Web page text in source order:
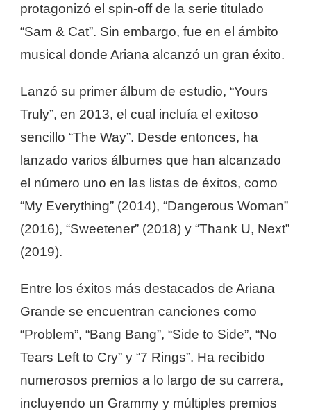
protagonizó el spin-off de la serie titulado
“Sam & Cat”. Sin embargo, fue en el ámbito
musical donde Ariana alcanzó un gran éxito.
Lanzó su primer álbum de estudio, “Yours
Truly”, en 2013, el cual incluía el exitoso
sencillo “The Way”. Desde entonces, ha
lanzado varios álbumes que han alcanzado
el número uno en las listas de éxitos, como
“My Everything” (2014), “Dangerous Woman”
(2016), “Sweetener” (2018) y “Thank U, Next”
(2019).
Entre los éxitos más destacados de Ariana
Grande se encuentran canciones como
“Problem”, “Bang Bang”, “Side to Side”, “No
Tears Left to Cry” y “7 Rings”. Ha recibido
numerosos premios a lo largo de su carrera,
incluyendo un Grammy y múltiples premios